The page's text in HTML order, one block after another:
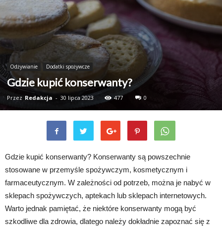
Odżywianie Dodatki spożywcze
Gdzie kupić konserwanty?
Przez Redakcja - 30 lipca 2023 477 0
Gdzie kupić konserwanty? Konserwanty są powszechnie
stosowane w przemyśle spożywczym, kosmetycznym i
farmaceutycznym. W zależności od potrzeb, można je nabyć w
sklepach spożywczych, aptekach lub sklepach internetowych.
Warto jednak pamiętać, że niektóre konserwanty mogą być
szkodliwe dla zdrowia, dlatego należy dokładnie zapoznać się z